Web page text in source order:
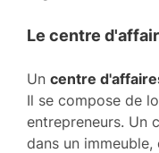
Le centre
Un centre
Il se compose de
entrepreneurs. Un
dans un